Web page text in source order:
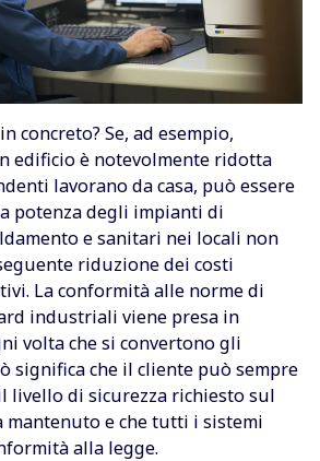
concreto? Se, ad esempio,
edificio è notevolmente ridotta
lavorano da casa, può essere
potenza degli impianti di
e sanitari nei locali non
riduzione dei costi
La conformità alle norme di
industriali viene presa in
volta che si convertono gli
significa che il cliente può sempre
livello di sicurezza richiesto sul
mantenuto e che tutti i sistemi
alla legge.